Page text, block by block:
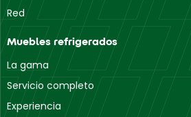
Red
Muebles refrigerados
La gama
Servicio completo
Experiencia